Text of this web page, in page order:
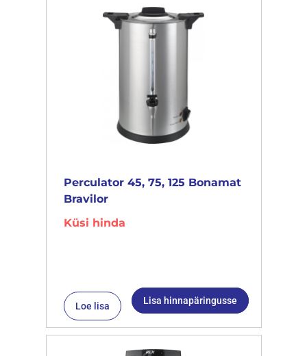
Perculator 45, 75, 125 Bonamat
Bravilor
Küsi hinda
Loe lisa Lisa hinnapäringusse